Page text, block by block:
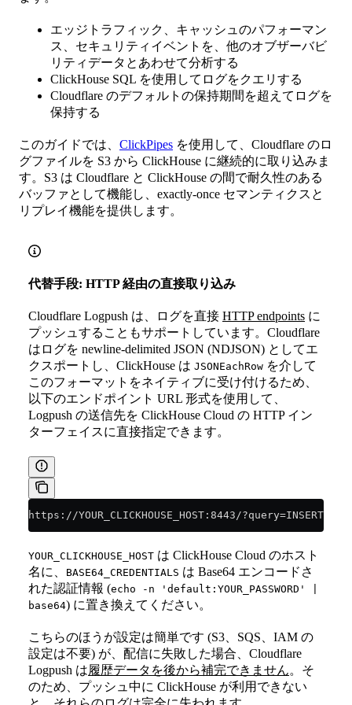
エッジトラフィック、キャッシュのパフォーマン
ス、セキュリティイベントを、他のオブザーバビ
リティデータとあわせて分析する
ClickHouse SQL を使用してログをクエリする
Cloudflare のデフォルトの保持期間を超えてログを
保持する
このガイドでは、 ClickPipes を使用して、Cloudflare のロ
グファイルを S3 から ClickHouse に継続的に取り込みま
す。S3 は Cloudflare と ClickHouse の間で耐久性のある
バッファとして機能し、exactly-once セマンティクスと
リプレイ機能を提供します。
代替手段: HTTP 経由の直接取り込み
Cloudflare Logpush は、ログを直接 HTTP endpoints に
プッシュすることもサポートしています。Cloudflare
はログを newline-delimited JSON (NDJSON) としてエ
クスポートし、ClickHouse は JSONEachRow を介して
このフォーマットをネイティブに受け付けるため、
以下のエンドポイント URL 形式を使用して、
Logpush の送信先を ClickHouse Cloud の HTTP イン
ターフェイスに直接指定できます。
https://YOUR_CLICKHOUSE_HOST:8443/
YOUR_CLICKHOUSE_HOST は ClickHouse Cloud のホスト
名に、
BASE64_CREDENTIALS は Base64 エンコードさ
れた認証情報 (echo -n 'default:YOUR_PASSWORD' |
base64) に置き換えてください。
こちらのほうが設定は簡単です (S3、SQS、IAM の
設定は不要) が、配信に失敗した場合、Cloudflare
Logpush は履歴データを後から補完できません。そ
のため、プッシュ中に ClickHouse が利用できない